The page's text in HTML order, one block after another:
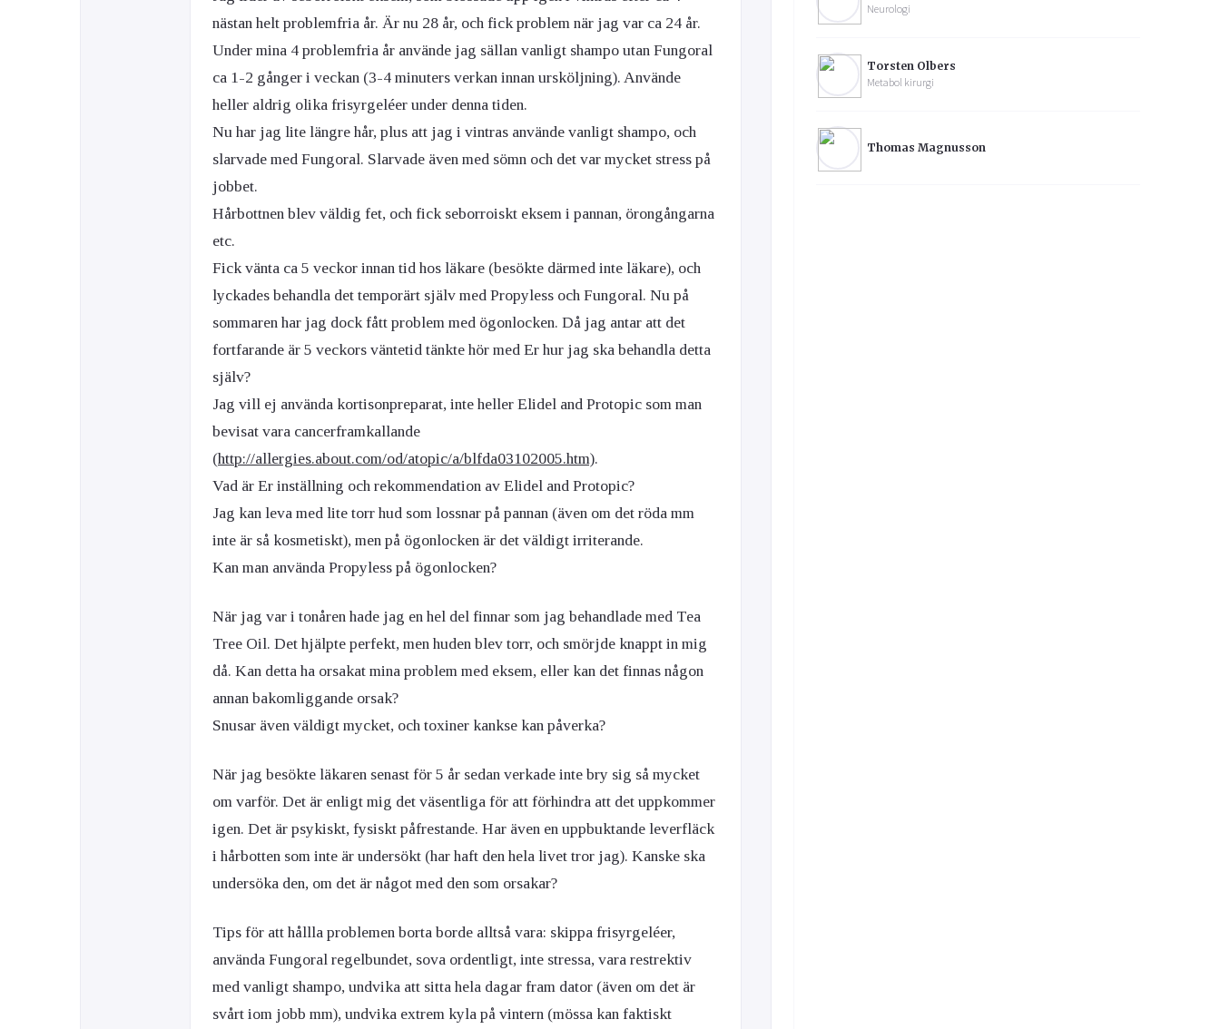
nästan helt problemfria år. Är nu 28 år, och fick problem när jag var ca 24 år.
Under mina 4 problemfria år använde jag sällan vanligt shampo utan Fungoral
ca 1-2 gånger i veckan (3-4 minuters verkan innan ursköljning). Använde
heller aldrig olika frisyrgeléer under denna tiden.
Nu har jag lite längre hår, plus att jag i vintras använde vanligt shampo, och
slarvade med Fungoral. Slarvade även med sömn och det var mycket stress på
jobbet.
Hårbottnen blev väldig fet, och fick seborroiskt eksem i pannan, örongångarna
etc.
Fick vänta ca 5 veckor innan tid hos läkare (besökte därmed inte läkare), och
lyckades behandla det temporärt själv med Propyless och Fungoral. Nu på
sommaren har jag dock fått problem med ögonlocken. Då jag antar att det
fortfarande är 5 veckors väntetid tänkte hör med Er hur jag ska behandla detta
själv?
Jag vill ej använda kortisonpreparat, inte heller Elidel and Protopic som man
bevisat vara cancerframkallande
(http://allergies.about.com/od/atopic/a/blfda03102005.htm).
Vad är Er inställning och rekommendation av Elidel and Protopic?
Jag kan leva med lite torr hud som lossnar på pannan (även om det röda mm
inte är så kosmetiskt), men på ögonlocken är det väldigt irriterande.
Kan man använda Propyless på ögonlocken?
När jag var i tonåren hade jag en hel del finnar som jag behandlade med Tea
Tree Oil. Det hjälpte perfekt, men huden blev torr, och smörjde knappt in mig
då. Kan detta ha orsakat mina problem med eksem, eller kan det finnas någon
annan bakomliggande orsak?
Snusar även väldigt mycket, och toxiner kankse kan påverka?
När jag besökte läkaren senast för 5 år sedan verkade inte bry sig så mycket
om varför. Det är enligt mig det väsentliga för att förhindra att det uppkommer
igen. Det är psykiskt, fysiskt påfrestande. Har även en uppbuktande leverfläck
i hårbotten som inte är undersökt (har haft den hela livet tror jag). Kanske ska
undersöka den, om det är något med den som orsakar?
Tips för att hållla problemen borta borde alltså vara: skippa frisyrgeléer,
använda Fungoral regelbundet, sova ordentligt, inte stressa, vara restrektiv
med vanligt shampo, undvika att sitta hela dagar fram dator (även om det är
svårt iom jobb mm), undvika extrem kyla på vintern (mössa kan faktiskt
Neurologi
Torsten Olbers
Metabol kirurgi
Thomas Magnusson